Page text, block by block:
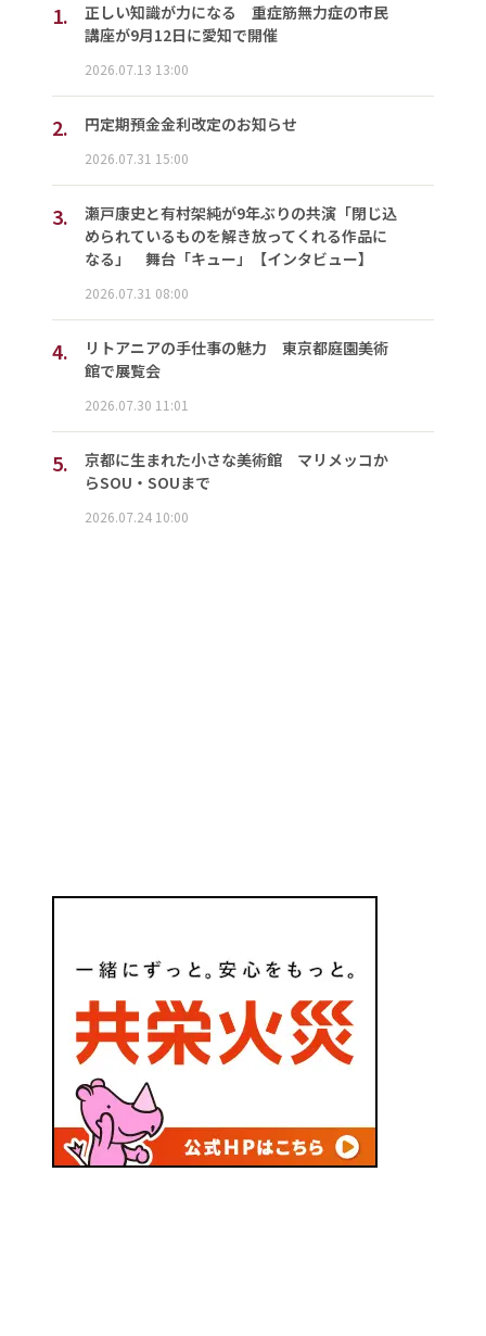
1.
正しい知識が力になる 重症筋無力症の市民
講座が9月12日に愛知で開催
2026.07.13 13:00
2. 円定期預金金利改定のお知らせ
2026.07.31 15:00
3.
瀬戸康史と有村架純が9年ぶりの共演「閉じ込
められているものを解き放ってくれる作品に
なる」 舞台「キュー」【インタビュー】
2026.07.31 08:00
4.
リトアニアの手仕事の魅力 東京都庭園美術
館で展覧会
2026.07.30 11:01
5.
京都に生まれた小さな美術館 マリメッコか
らSOU・SOUまで
2026.07.24 10:00